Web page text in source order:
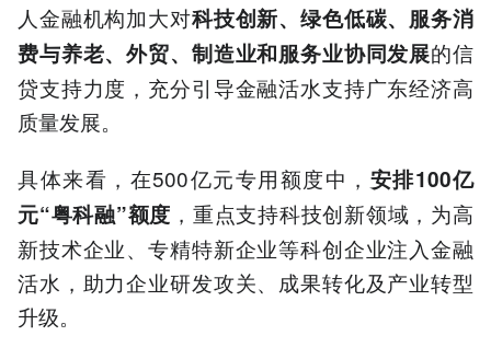
人金融机构加大对科技创新、绿色低碳、服务消
费与养老、外贸、制造业和服务业协同发展的信
贷支持力度，充分引导金融活水支持广东经济高
质量发展。
具体来看，在500亿元专用额度中， 安排100亿
元“粤科融”额度 ，重点支持科技创新领域，为高
新技术企业、专精特新企业等科创企业注入金融
活水，助力企业研发攻关、成果转化及产业转型
升级。